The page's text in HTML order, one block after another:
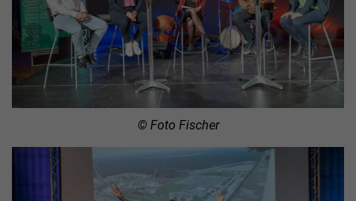
© Foto Fischer